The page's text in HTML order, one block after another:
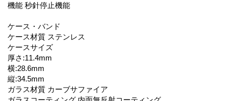
機能 秒針停止機能
ケース・バンド
ケース材質 ステンレス
ケースサイズ
厚さ:11.4mm
横:28.6mm
縦:34.5mm
ガラス材質 カーブサファイア